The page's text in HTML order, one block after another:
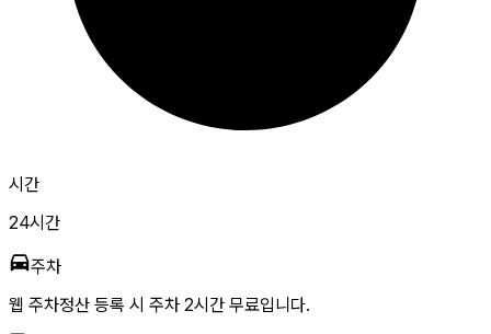
시간
24시간
주차
웹 주차정산 등록 시 주차 2시간 무료입니다.